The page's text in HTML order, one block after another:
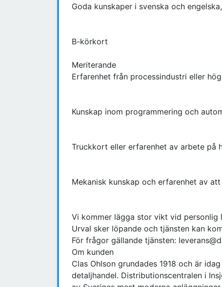
Goda kunskaper i svenska och
B-körkort
Meriterande
Erfarenhet från processindustri eller
Kunskap inom programmering och
Truckkort eller erfarenhet av arbete på
Mekanisk kunskap och erfarenhet av
Vi kommer lägga stor vikt vid personlig
Urval sker löpande och tjänsten kan
För frågor gällande tjänsten:
Om kunden
Clas Ohlson grundades 1918 och är
detaljhandel. Distributionscentralen i